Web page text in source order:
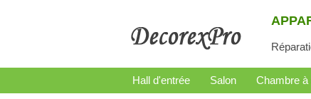
Hall d'entrée Salon Chambre